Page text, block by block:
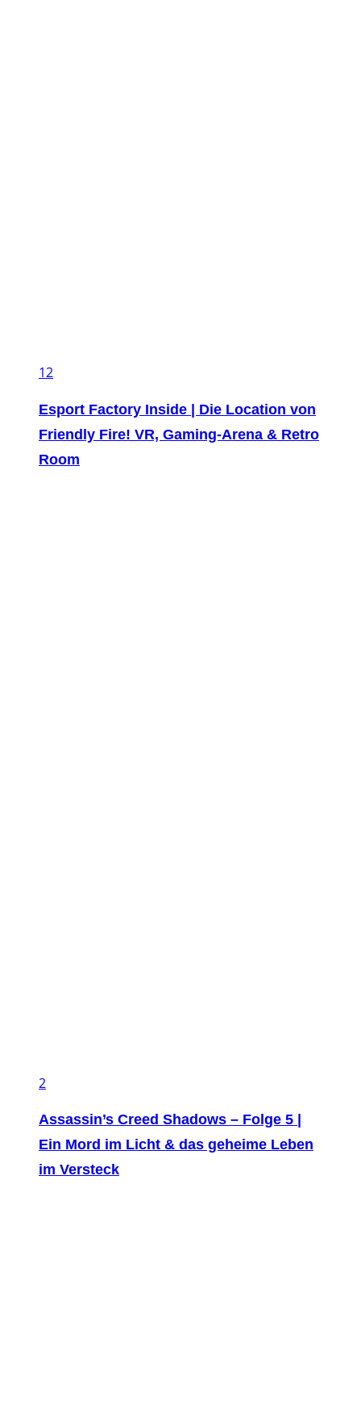
12
Esport Factory Inside | Die Location von
Friendly Fire! VR, Gaming-Arena & Retro
Room
2
Assassin’s Creed Shadows – Folge 5 |
Ein Mord im Licht & das geheime Leben
im Versteck